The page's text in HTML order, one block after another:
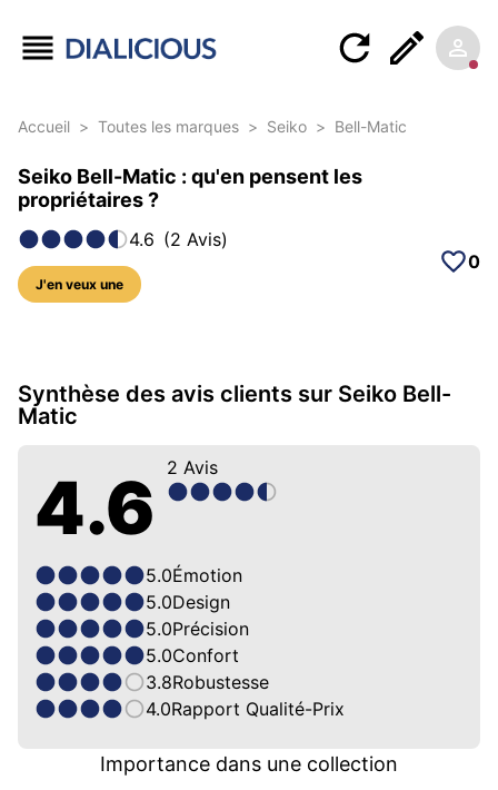
Accueil > Toutes les marques > Seiko > Bell-Matic
Seiko Bell-Matic : qu'en pensent les
propriétaires ?
4.6 (2 Avis)
J'en veux une
0
9 photos sur ce modèle
Synthèse des avis clients sur Seiko Bell-
Matic
4.6 2 Avis
5.0Émotion
5.0Design
5.0Précision
5.0Confort
3.8Robustesse
4.0Rapport Qualité-Prix
Importance dans une collection